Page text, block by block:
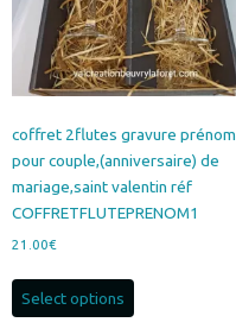
coffret 2flutes gravure prénom
pour couple,(anniversaire) de
mariage,saint valentin réf
COFFRETFLUTEPRENOM1
21.00€
Select options